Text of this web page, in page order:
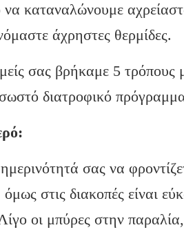
καταναλώνουμε
άχρηστες θερμίδες.
σας βρήκαμε 5 τρόπους
διατροφικό
σας να
στις διακοπές είναι
οι μπύρες στην